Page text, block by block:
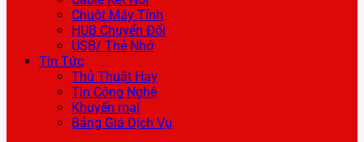
Chuột Máy Tính
HUB Chuyển Đổi
USB/ Thẻ Nhớ
Tin Tức
Thủ Thuật Hay
Tin Công Nghệ
Khuyến mại
Bảng Giá Dịch Vụ